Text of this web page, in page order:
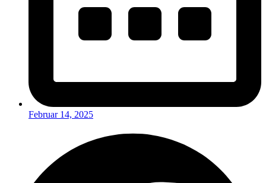
Februar 14, 2025